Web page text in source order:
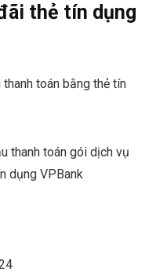
thẻ tín dụng
toán bằng thẻ tín
thanh toán gói dịch vụ
dụng VPBank